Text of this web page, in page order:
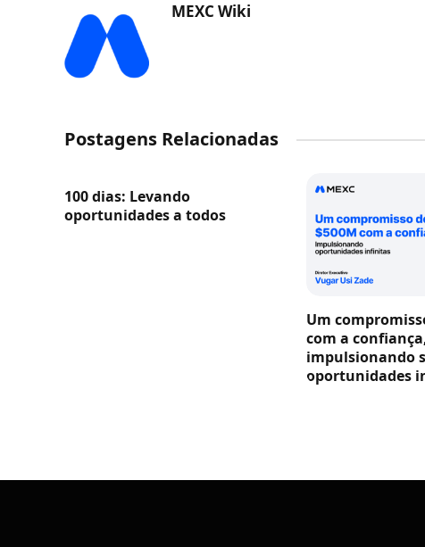
MEXC Wiki
Postagens Relacionadas
100 dias: Levando
oportunidades a todos
Um
com a
impulsionando
oportunidades